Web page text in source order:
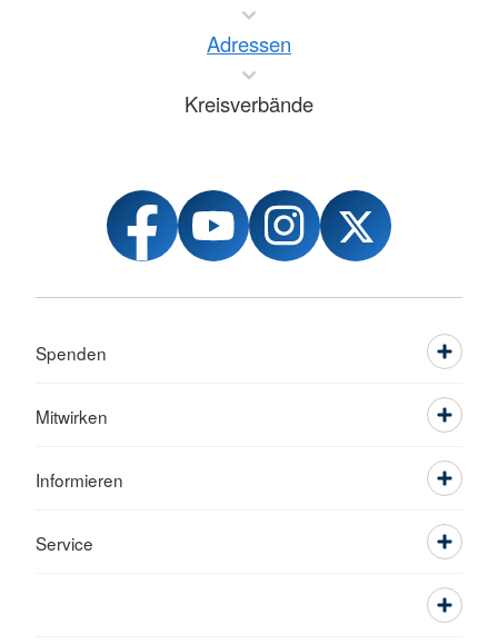
Adressen
Kreisverbände
Spenden
Mitwirken
Informieren
Service